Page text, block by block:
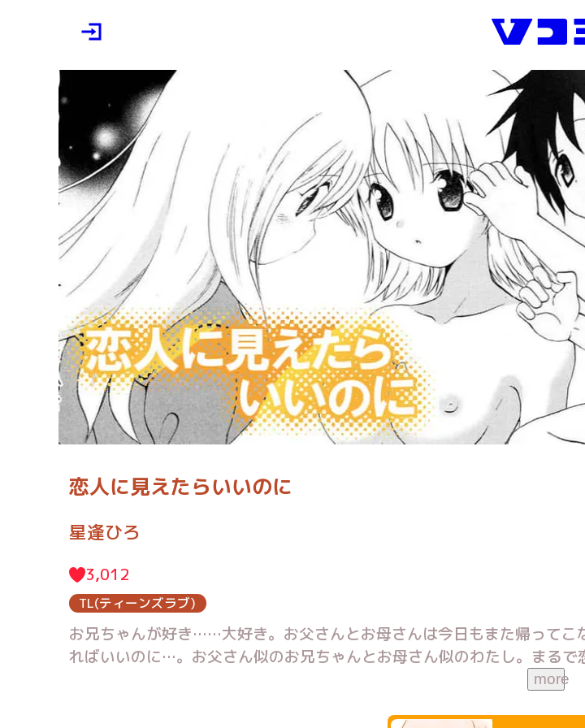
恋人に見えたらいいのに
星逢ひろ
3,012
TL(ティーンズラブ)
お兄ちゃんが好き……大好き。お父さんとお母さんは今日もまた帰って
ればいいのに…。お父さん似のお兄ちゃんとお母さん似のわたし。まる
いのに」。他、可愛い表情でセンチメンタルに描かれるどうしようもな
more